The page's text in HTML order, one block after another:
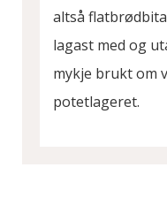
altså
lagast med og
mykje brukt om
potetlageret.